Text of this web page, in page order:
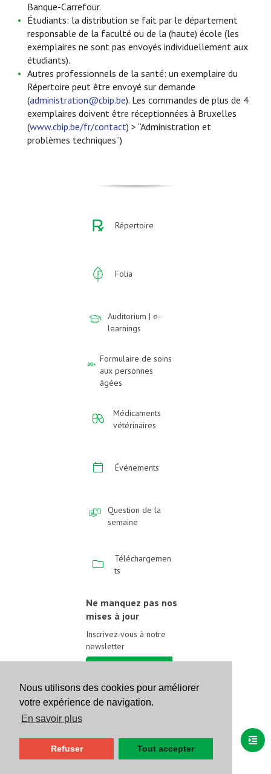
Nous utilisons des cookies pour améliorer
votre expérience de navigation.
En savoir plus
Refuser Tout accepter
Banque-Carrefour.
Étudiants: la distribution se fait par le département
responsable de la faculté ou de la (haute) école (les
exemplaires ne sont pas envoyés individuellement aux
étudiants).
Autres professionnels de la santé: un exemplaire du
Répertoire peut être envoyé sur demande
(administration@cbip.be). Les commandes de plus de 4
exemplaires doivent être réceptionnées à Bruxelles
(www.cbip.be/fr/contact) > “Administration et
problèmes techniques”)
Répertoire
Folia
Auditorium | e-
learnings
Formulaire de soins
aux personnes
âgées
Médicaments
vétérinaires
Événements
Question de la
semaine
Téléchargemen
ts
Ne manquez pas nos
mises à jour
Inscrivez-vous à notre
newsletter
Suivez-nous sur les